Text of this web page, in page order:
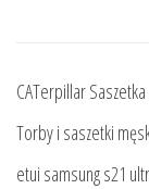
CATerpillar
Torby i saszetki
etui samsung s21